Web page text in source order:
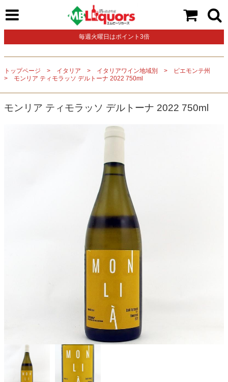
毎週火曜日はポイント3倍
トップページ イタリア イタリアワイン地域別
ピエモンテ州
モンリア ティモラッソ デルトーナ 2022 750ml
モンリア ティモラッソ デルトーナ 2022 750ml